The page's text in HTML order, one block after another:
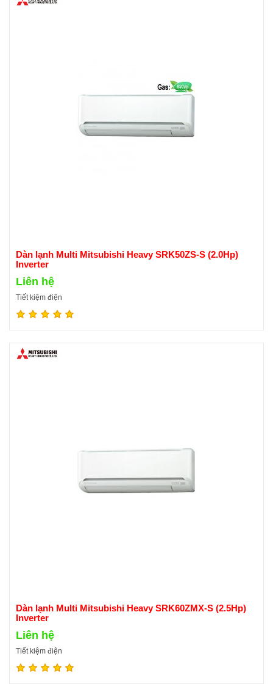
Dàn lạnh Multi Mitsubishi Heavy SRK50ZS-S (2.0Hp)
Inverter
Liên hệ
Tiết kiệm điện
Dàn lạnh Multi Mitsubishi Heavy SRK60ZMX-S (2.5Hp)
Inverter
Liên hệ
Tiết kiệm điện